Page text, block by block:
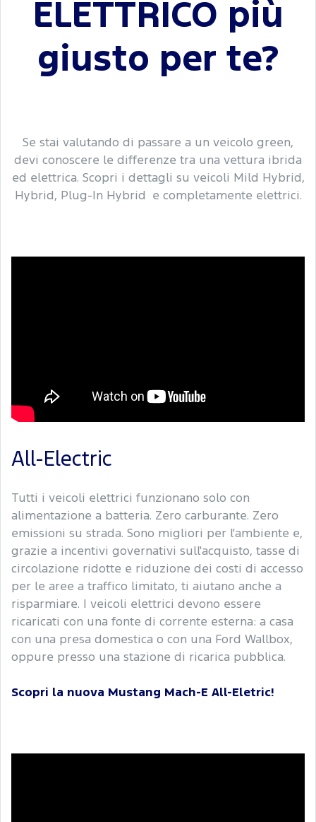
ELETTRICO più
giusto per te?
Se stai valutando di passare a un veicolo green,
devi conoscere le differenze tra una vettura ibrida
ed elettrica. Scopri i dettagli su veicoli Mild Hybrid,
Hybrid, Plug-In Hybrid e completamente elettrici.
All-Electric
Tutti i veicoli elettrici funzionano solo con
alimentazione a batteria. Zero carburante. Zero
emissioni su strada. Sono migliori per l'ambiente e,
grazie a incentivi governativi sull'acquisto, tasse di
circolazione ridotte e riduzione dei costi di accesso
per le aree a traffico limitato, ti aiutano anche a
risparmiare. I veicoli elettrici devono essere
ricaricati con una fonte di corrente esterna: a casa
con una presa domestica o con una Ford Wallbox,
oppure presso una stazione di ricarica pubblica.
Scopri la nuova Mustang Mach-E All-Eletric!